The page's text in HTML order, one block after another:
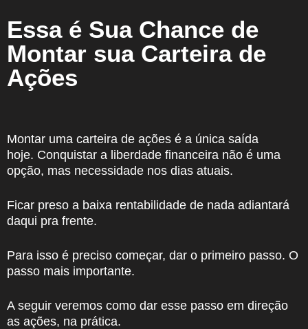
Essa é Sua Chance de
Montar sua Carteira de
Ações
Montar uma carteira de ações é a única saída
hoje. Conquistar a liberdade financeira não é uma
opção, mas necessidade nos dias atuais.
Ficar preso a baixa rentabilidade de nada adiantará
daqui pra frente.
Para isso é preciso começar, dar o primeiro passo. O
passo mais importante.
A seguir veremos como dar esse passo em direção
as ações, na prática.